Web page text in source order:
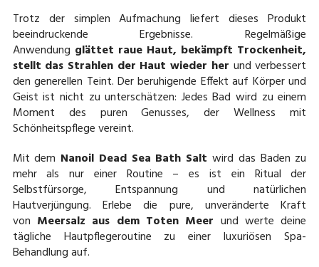
Trotz der simplen Aufmachung liefert dieses Produkt
beeindruckende Ergebnisse. Regelmäßige
Anwendung glättet raue Haut, bekämpft Trockenheit,
stellt das Strahlen der Haut wieder her und verbessert
den generellen Teint. Der beruhigende Effekt auf Körper und
Geist ist nicht zu unterschätzen: Jedes Bad wird zu einem
Moment des puren Genusses, der Wellness mit
Schönheitspflege vereint.
Mit dem Nanoil Dead Sea Bath Saltwird das Baden zu
mehr als nur einer Routine – es ist ein Ritual der
Selbstfürsorge, Entspannung und natürlichen
Hautverjüngung. Erlebe die pure, unveränderte Kraft
von Meersalz aus dem Toten Meer und werte deine
tägliche Hautpflegeroutine zu einer luxuriösen Spa-
Behandlung auf.